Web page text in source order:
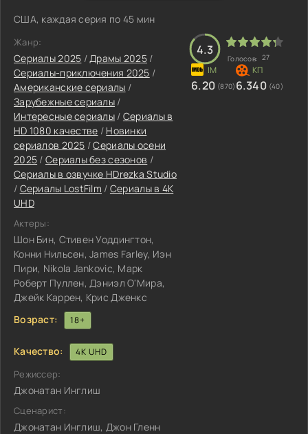
США, каждая серия по 45 мин
Жанр:
Сериалы 2025 /Драмы 2025 /
Сериалы-приключения 2025 /
Американские сериалы /
Зарубежные сериалы /
Интересные сериалы / Сериалы в
HD 1080 качестве / Новинки
сериалов 2025 /Сериалы осени
2025 / Сериалы без сезонов /
Сериалы в озвучке HDrezka Studio
/ Сериалы LostFilm / Сериалы в 4K
UHD
Актеры:
Шон Бин, Стивен Уоддингтон,
Конни Нильсен, James Farley, Иэн
Пири, Nikola Jankovic, Марк
Роберт Пуллен, Дэниэл О'Мира,
Джейк Каррен, Крис Дженкс
Возраст:
18+
4.3
Голосов: 27
6.20 (870) 6.340 (40)
Качество: 4K UHD
Режиссер:
Джонатан Инглиш
Сценарист:
Джонатан Инглиш, Джон Гленн